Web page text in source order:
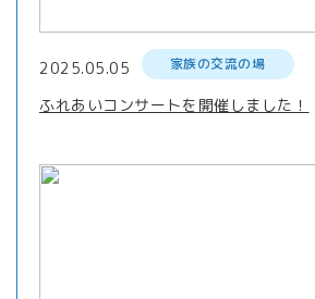
2025.05.05 家族の交流の場
ふれあいコンサートを開催しました！